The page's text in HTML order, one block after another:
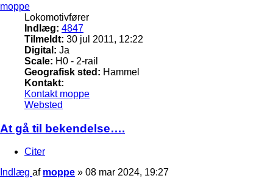
moppe
Lokomotivfører
Indlæg: 4847
Tilmeldt: 30 jul 2011, 12:22
Digital: Ja
Scale: H0 - 2-rail
Geografisk sted: Hammel
Kontakt:
Kontakt moppe
Websted
At gå til bekendelse….
Citer
Indlæg af moppe » 08 mar 2024, 19:27